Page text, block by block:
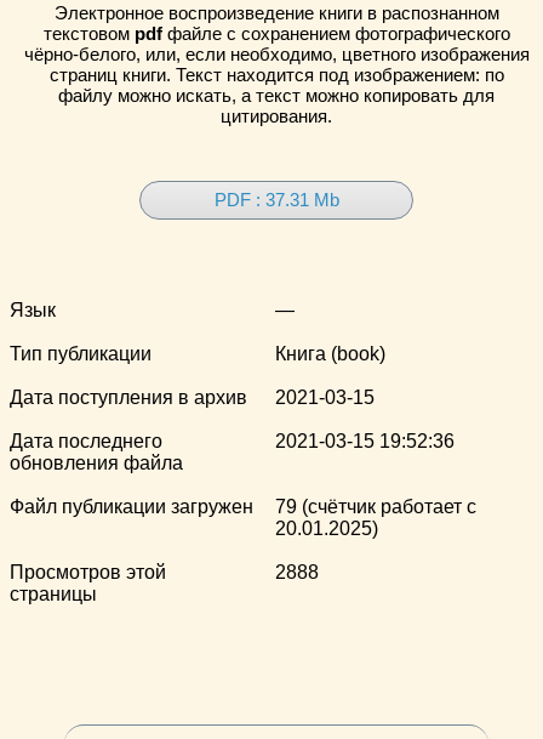
Электронное воспроизведение книги в распознанном
текстовом pdfфайле с сохранением фотографического
чёрно-белого, или, если необходимо, цветного изображения
страниц книги. Текст находится под изображением: по
файлу можно искать, а текст можно копировать для
цитирования.
PDF : 37.31 Mb
Язык —
Тип публикации Книга (book)
Дата поступления в архив 2021-03-15
Дата последнего
обновления файла
2021-03-15 19:52:36
Файл публикации загружен
79 (счётчик работает с
20.01.2025)
Просмотров этой
страницы
2888